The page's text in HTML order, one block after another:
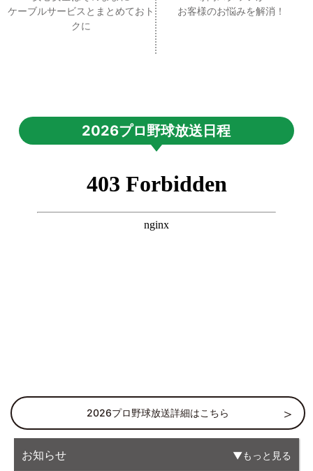
ケーブルサービスとまとめておト
クに
お客様のお悩みを解消！
2026プロ野球放送日程
2026プロ野球放送詳細はこちら
お知らせ もっと見る